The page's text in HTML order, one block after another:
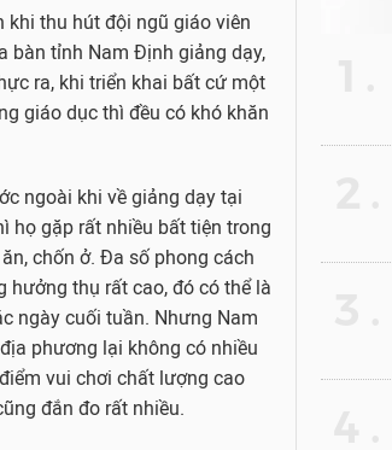
khi thu hút đội ngũ giáo viên
bàn tỉnh Nam Định giảng dạy,
ra, khi triển khai bất cứ một
giáo dục thì đều có khó khăn
ngoài khi về giảng dạy tại
họ gặp rất nhiều bất tiện trong
chốn ở. Đa số phong cách
hưởng thụ rất cao, đó có thể là
ngày cuối tuần. Nhưng Nam
phương lại không có nhiều
vui chơi chất lượng cao
đắn đo rất nhiều.